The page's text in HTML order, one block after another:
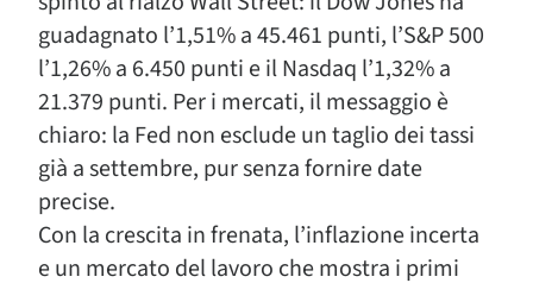
guadagnato l’1,51% a 45.461 punti, l’S&P 500
l’1,26% a 6.450 punti e il Nasdaq l’1,32% a
21.379 punti. Per i mercati, il messaggio è
chiaro: la Fed non esclude un taglio dei tassi
già a settembre, pur senza fornire date
precise.
Con la crescita in frenata, l’inflazione incerta
e un mercato del lavoro che mostra i primi